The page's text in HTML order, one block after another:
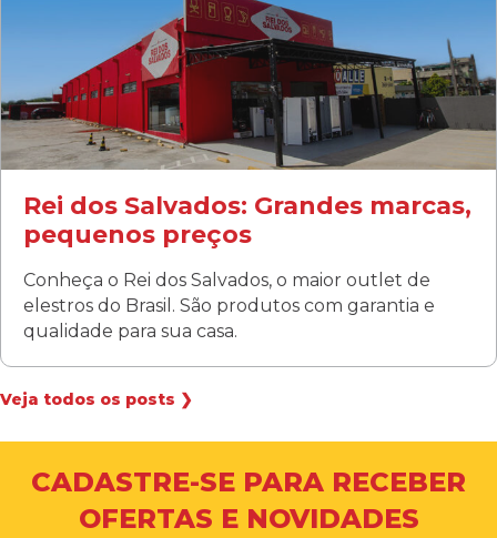
Rua Albino Beatriz, 100 - Fanny, Curitiba –PR
Segunda a sábado: 09h00 às 19h00
Domingo: FECHADA
ÚLTIMOS DIAS DE LIQUIDAÇÃO!
(41) 3411-1754
(41) 99249-4620
Rei dos Salvados: Grandes marcas,
pequenos preços
Conheça o Rei dos Salvados, o maior outlet de
elestros do Brasil. São produtos com garantia e
qualidade para sua casa.
Veja todos os posts ❯
CADASTRE-SE PARA RECEBER
OFERTAS E NOVIDADES